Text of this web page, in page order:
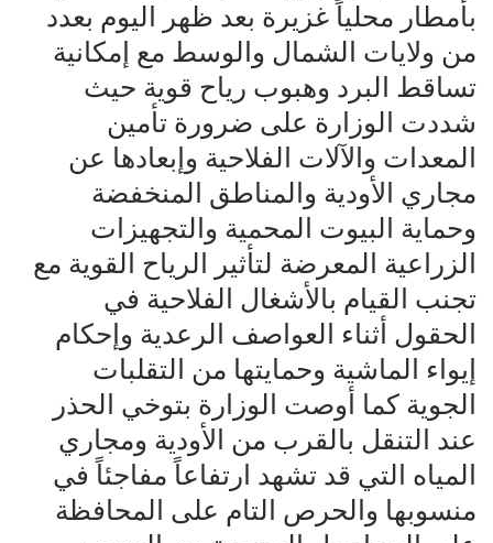
بأمطار محلياً غزيرة بعد ظهر اليوم بعدد
من ولايات الشمال والوسط مع إمكانية
تساقط البرد وهبوب رياح قوية حيث
شددت الوزارة على ضرورة تأمين
المعدات والآلات الفلاحية وإبعادها عن
مجاري الأودية والمناطق المنخفضة
وحماية البيوت المحمية والتجهيزات
الزراعية المعرضة لتأثير الرياح القوية مع
تجنب القيام بالأشغال الفلاحية في
الحقول أثناء العواصف الرعدية وإحكام
إيواء الماشية وحمايتها من التقلبات
الجوية كما أوصت الوزارة بتوخي الحذر
عند التنقل بالقرب من الأودية ومجاري
المياه التي قد تشهد ارتفاعاً مفاجئاً في
منسوبها والحرص التام على المحافظة